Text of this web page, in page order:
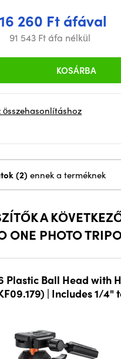
260 Ft áfával
91 543 Ft áfa nélkül
KOSÁRBA
Egyéb változatok (2) ennek a terméknek
A
ONE PHOTO
Plastic Ball Head with
| Includes 1/4"